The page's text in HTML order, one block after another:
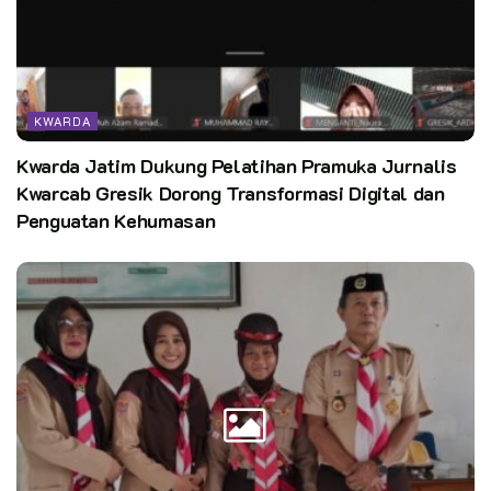
Sementara materi yang disanpaikan dalam latihan tersebut
adalah materi pengenalan gugus depan 02-001 dan 02.002
disampaikan oleh Ketua gugus depan Kak Nirwayana,
dilanjutkan dengan Program Kerja gugus depan Tahun 2021
oleh Kak Febriansyah, sebagai materi terakhir Kak Adji
Rachmad selaku Sekretaris Kwartir Ranting Gunung Tabur
menyampaikan materi Pengenalan Sejarah Pramuka Dunia dan
KWARDA
Kwarda Jatim Dukung Pelatihan Pramuka Jurnalis
Kwarcab Gresik Dorong Transformasi Digital dan
Penguatan Kehumasan